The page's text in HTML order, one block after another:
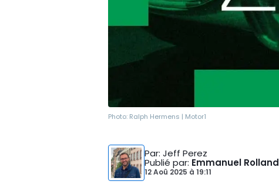
Photo: Ralph Hermens | Motor1
Par: Jeff Perez
Publié par: Emmanuel Rolland
12 Aoû 2025 à 19:11